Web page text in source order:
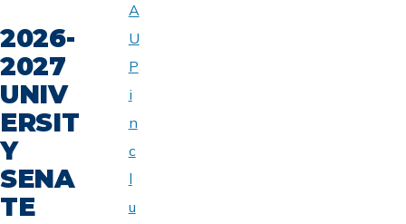
2026-
2027
UNIV
ERSIT
Y
SENA
TE
UNIVERSITY
SENATE
A
U
P
i
n
c
l
u